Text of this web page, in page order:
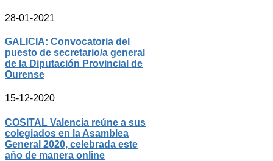
28-01-2021
GALICIA: Convocatoria del
puesto de secretario/a general
de la Diputación Provincial de
Ourense
15-12-2020
COSITAL Valencia reúne a sus
colegiados en la Asamblea
General 2020, celebrada este
año de manera online